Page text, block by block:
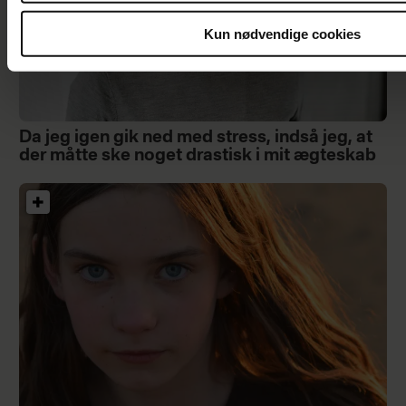
Kun nødvendige cookies
Da jeg igen gik ned med stress, indså jeg, at
der måtte ske noget drastisk i mit ægteskab